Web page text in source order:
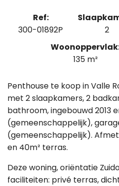
Ref:
300-01892P
2
135 m²
Penthouse te koop in Valle
met 2 slaapkamers, 2
bathroom, ingebouwd 2013
(gemeenschappelijk),
(gemeenschappelijk).
en 40m² terras.
Deze woning, oriëntatie
faciliteiten: privé terras,